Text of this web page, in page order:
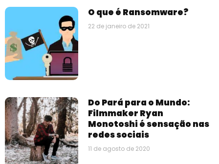
O que é Ransomware?
22 de janeiro de 2021
Do Pará para o Mundo:
Filmmaker Ryan
Monotoshi é sensação nas
redes sociais
11 de agosto de 2020